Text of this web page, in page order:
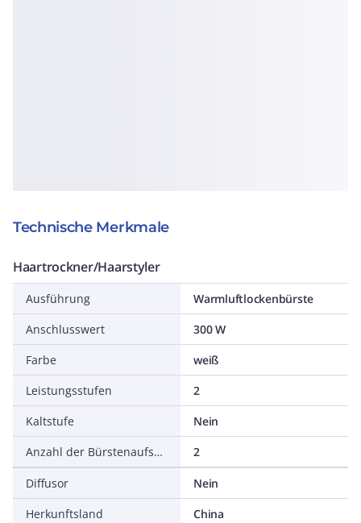
Technische Merkmale
Haartrockner/Haarstyler
Ausführung
Warmluftlockenbürste
Anschlusswert
300 W
Farbe
weiß
Leistungsstufen
2
Kaltstufe
Nein
Anzahl der Bürstenaufsätze
2
Diffusor
Nein
Herkunftsland
China